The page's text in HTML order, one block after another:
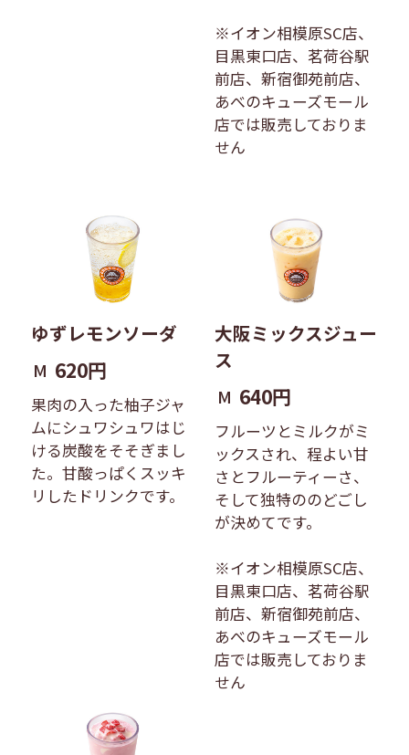
※イオン相模原SC店、
目黒東口店、茗荷谷駅
前店、新宿御苑前店、
あべのキューズモール
店では販売しておりま
せん
ゆずレモンソーダ
M 620円
果肉の入った柚子ジャ
ムにシュワシュワはじ
ける炭酸をそそぎまし
た。甘酸っぱくスッキ
リしたドリンクです。
大阪ミックスジュー
ス
M 640円
フルーツとミルクがミ
ックスされ、程よい甘
さとフルーティーさ、
そして独特ののどごし
が決めてです。
※イオン相模原SC店、
目黒東口店、茗荷谷駅
前店、新宿御苑前店、
あべのキューズモール
店では販売しておりま
せん